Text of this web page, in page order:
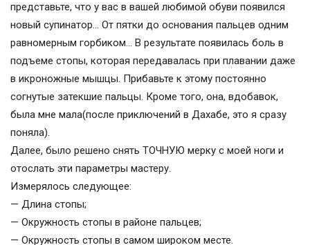
представьте, что у вас в вашей любимой обуви появился
новый супинатор… От пятки до основания пальцев одним
равномерным горбиком… В результате появилась боль в
подъеме стопы, которая передавалась при плавании даже
в икроножные мышцы. Прибавьте к этому постоянно
согнутые затекшие пальцы. Кроме того, она, вдобавок,
была мне мала(после приключений в Дахабе, это я сразу
поняла).
Далее, было решено снять ТОЧНУЮ мерку с моей ноги и
отослать эти параметры мастеру.
Измерялось следующее:
— Длина стопы;
— Окружность стопы в районе пальцев;
— Окружность стопы в самом широком месте.